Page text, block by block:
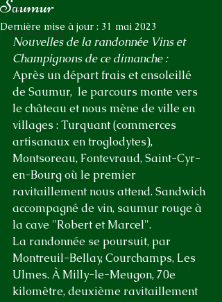
FFCT
Sorties club
Saumur
Dernière mise à jour : 31 mai 2023
Nouvelles de la randonnée Vins et
Champignons de ce dimanche :
Après un départ frais et ensoleillé
de Saumur,  le parcours monte vers
le château et nous mène de ville en
villages : Turquant (commerces
artisanaux en troglodytes),
Montsoreau, Fontevraud, Saint-Cyr-
en-Bourg où le premier
ravitaillement nous attend. Sandwich
accompagné de vin, saumur rouge à
la cave "Robert et Marcel".
La randonnée se poursuit, par
Montreuil-Bellay, Courchamps, Les
Ulmes. À Milly-le-Meugon, 70e
kilomètre, deuxième ravitaillement